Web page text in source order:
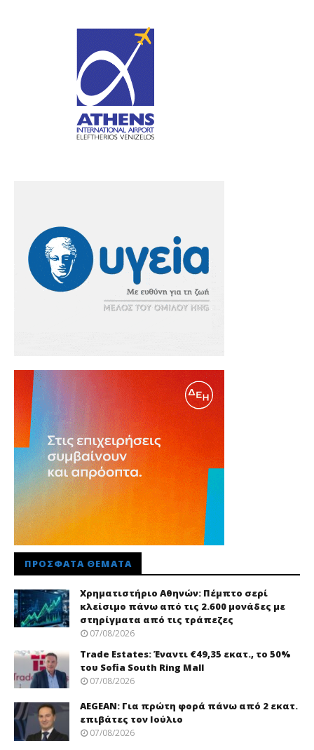
ΠΡΌΣΦΑΤΑ ΘΈΜΑΤΑ
Χρηματιστήριο Αθηνών: Πέμπτο σερί
κλείσιμο πάνω από τις 2.600 μονάδες με
στηρίγματα από τις τράπεζες
07/08/2026
Trade Εstates: Έναντι €49,35 εκατ., το 50%
του Sofia South Ring Mall
07/08/2026
AEGEAN: Για πρώτη φορά πάνω από 2 εκατ.
επιβάτες τον Ιούλιο
07/08/2026